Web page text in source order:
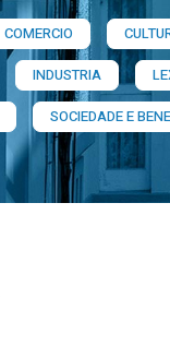
COMERCIO
INDUSTRIA
SOCIEDADE E